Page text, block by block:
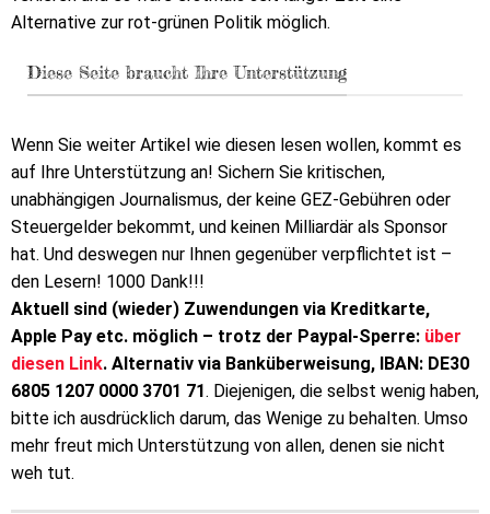
Alternative zur rot-grünen Politik möglich.
Diese Seite braucht Ihre Unterstützung
Wenn Sie weiter Artikel wie diesen lesen wollen, kommt es
auf Ihre Unterstützung an! Sichern Sie kritischen,
unabhängigen Journalismus, der keine GEZ-Gebühren oder
Steuergelder bekommt, und keinen Milliardär als Sponsor
hat. Und deswegen nur Ihnen gegenüber verpflichtet ist –
den Lesern! 1000 Dank!!!
Aktuell sind (wieder) Zuwendungen via Kreditkarte,
Apple Pay etc. möglich – trotz der Paypal-Sperre: über
diesen Link. Alternativ via Banküberweisung, IBAN: DE30
6805 1207 0000 3701 71. Diejenigen, die selbst wenig haben,
bitte ich ausdrücklich darum, das Wenige zu behalten. Umso
mehr freut mich Unterstützung von allen, denen sie nicht
weh tut.